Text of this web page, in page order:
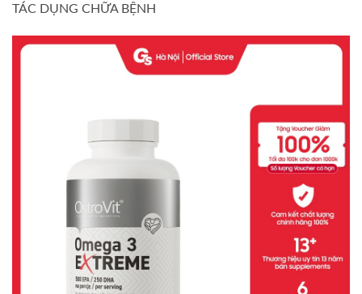
TÁC DỤNG CHỮA BỆNH